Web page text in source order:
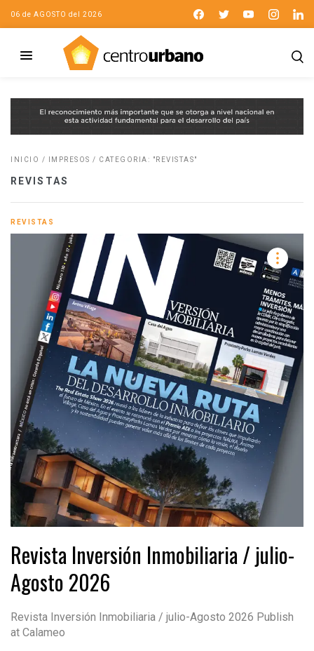
06 de AGOSTO del 2026
INICIO / IMPRESOS / CATEGORIA: "REVISTAS"
REVISTAS
REVISTAS
Revista Inversión Inmobiliaria / julio-
Agosto 2026
Revista Inversión Inmobiliaria / julio-Agosto 2026 Publish
at Calameo